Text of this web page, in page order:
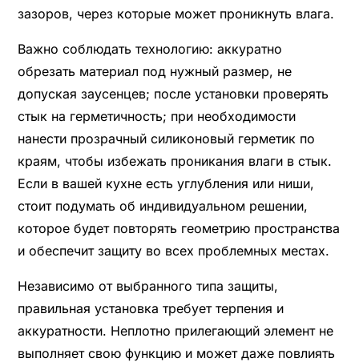
зазоров, через которые может проникнуть влага.
Важно соблюдать технологию: аккуратно
обрезать материал под нужный размер, не
допуская заусенцев; после установки проверять
стык на герметичность; при необходимости
нанести прозрачный силиконовый герметик по
краям, чтобы избежать проникания влаги в стык.
Если в вашей кухне есть углубления или ниши,
стоит подумать об индивидуальном решении,
которое будет повторять геометрию пространства
и обеспечит защиту во всех проблемных местах.
Независимо от выбранного типа защиты,
правильная установка требует терпения и
аккуратности. Неплотно прилегающий элемент не
выполняет свою функцию и может даже повлиять